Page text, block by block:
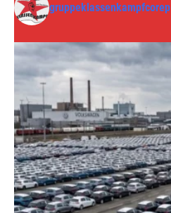
gruppeklassenkampfcorep